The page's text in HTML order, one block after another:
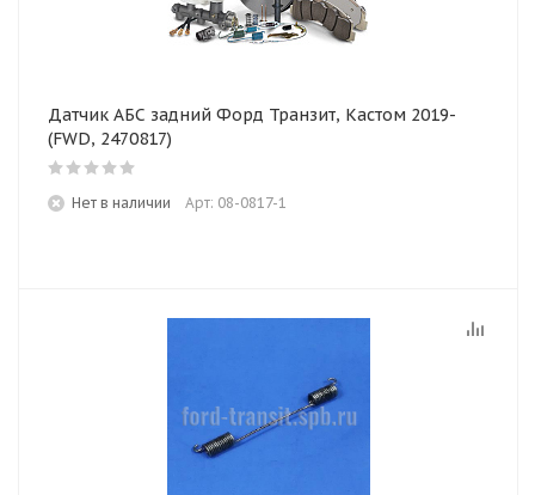
Датчик АБС задний Форд Транзит, Кастом 2019-
(FWD, 2470817)
Нет в наличии Арт: 08-0817-1